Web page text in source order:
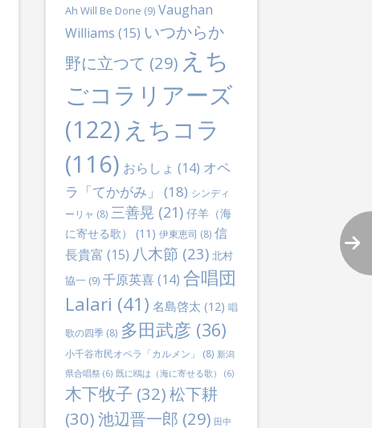
Ah Will Be Done (9) Vaughan
Williams (15) いつからか
野に立つて (29) えち
ごコラリアーズ
(122) えちコラ
(116) おらしょ (14) オペ
ラ「てかがみ」
(18) シンディ
ーリャ (8) 三善晃 (21) 仔羊（海
に寄せる歌）
(11) 伊東恵司 (8) 信
長貴富 (15) 八木節 (23) 北村
協一 (9) 千原英喜(14) 合唱団
Lalari (41) 名島啓太 (12) 唱
歌の四季(8) 多田武彦 (36)
小千谷市民オペラ「カルメン」 (8) 新潟
県合唱祭(6) 既に鴎は（海に寄せる歌） (6)
木下牧子 (32)松下耕
(30)池辺晋一郎 (29) 田中